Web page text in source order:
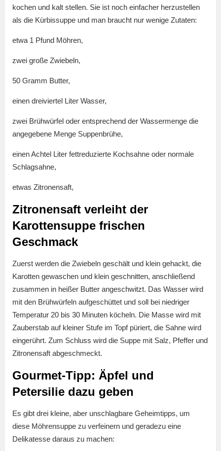
kochen und kalt stellen. Sie ist noch einfacher herzustellen
als die Kürbissuppe und man braucht nur wenige Zutaten:
etwa 1 Pfund Möhren,
zwei große Zwiebeln,
50 Gramm Butter,
einen dreiviertel Liter Wasser,
zwei Brühwürfel oder entsprechend der Wassermenge die
angegebene Menge Suppenbrühe,
einen Achtel Liter fettreduzierte Kochsahne oder normale
Schlagsahne,
etwas Zitronensaft,
Zitronensaft verleiht der
Karottensuppe frischen
Geschmack
Zuerst werden die Zwiebeln geschält und klein gehackt, die
Karotten gewaschen und klein geschnitten, anschließend
zusammen in heißer Butter angeschwitzt. Das Wasser wird
mit den Brühwürfeln aufgeschüttet und soll bei niedriger
Temperatur 20 bis 30 Minuten köcheln. Die Masse wird mit
Zauberstab auf kleiner Stufe im Topf püriert, die Sahne wird
eingerührt. Zum Schluss wird die Suppe mit Salz, Pfeffer und
Zitronensaft abgeschmeckt.
Gourmet-Tipp: Äpfel und
Petersilie dazu geben
Es gibt drei kleine, aber unschlagbare Geheimtipps, um
diese Möhrensuppe zu verfeinern und geradezu eine
Delikatesse daraus zu machen: